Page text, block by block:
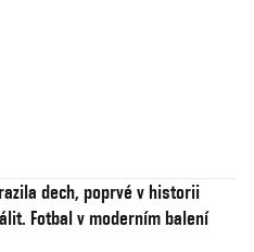
dech, poprvé v historii
Fotbal v moderním balení